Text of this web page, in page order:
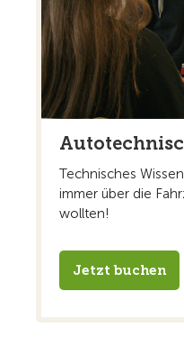
Technisches
immer über die
wollten!
Jetzt buchen